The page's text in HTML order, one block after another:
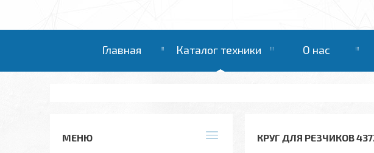
Главная Каталог техники О нас
КРУГ ДЛЯ РЕЗЧИКОВ